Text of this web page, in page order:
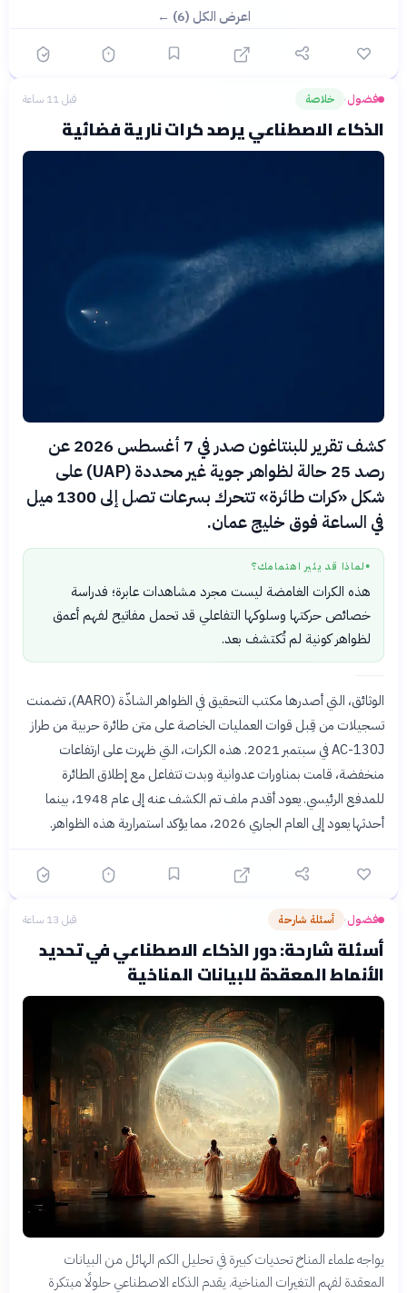
اعرض الكل (6) ←
فضول› خلاصة قبل 11 ساعة
الذكاء الاصطناعي يرصد كرات نارية فضائية
كشف تقرير للبنتاغون صدر في 7 أغسطس 2026 عن
رصد 25 حالة لظواهر جوية غير محددة (UAP) على
شكل «كرات طائرة» تتحرك بسرعات تصل إلى 1300 ميل
في الساعة فوق خليج عمان.
● لماذا قد يثير اهتمامك؟
هذه الكرات الغامضة ليست مجرد مشاهدات عابرة؛ فدراسة
خصائص حركتها وسلوكها التفاعلي قد تحمل مفاتيح لفهم أعمق
لظواهر كونية لم تُكتشف بعد.
الوثائق، التي أصدرها مكتب التحقيق في الظواهر الشاذّة (AARO)، تضمنت
تسجيلات من قِبل قوات العمليات الخاصة على متن طائرة حربية من طراز
AC-130J في سبتمبر 2021. هذه الكرات، التي ظهرت على ارتفاعات
منخفضة، قامت بمناورات عدوانية وبدت تتفاعل مع إطلاق الطائرة
للمدفع الرئيسي. يعود أقدم ملف تم الكشف عنه إلى عام 1948، بينما
أحدثها يعود إلى العام الجاري 2026، مما يؤكد استمرارية هذه الظواهر.
فضول› أسئلة شارحة قبل 13 ساعة
أسئلة شارحة: دور الذكاء الاصطناعي في تحديد
الأنماط المعقدة للبيانات المناخية
يواجه علماء المناخ تحديات كبيرة في تحليل الكم الهائل من البيانات
المعقدة لفهم التغيرات المناخية. يقدم الذكاء الاصطناعي حلولًا مبتكرة